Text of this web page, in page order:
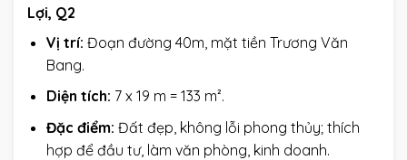
Lợi, Q2
Vị trí: Đoạn đường 40m, mặt tiền Trương Văn
Bang.
Diện tích: 7 x 19 m = 133 m².
Đặc điểm: Đất đẹp, không lỗi phong thủy; thích
hợp để đầu tư, làm văn phòng, kinh doanh.